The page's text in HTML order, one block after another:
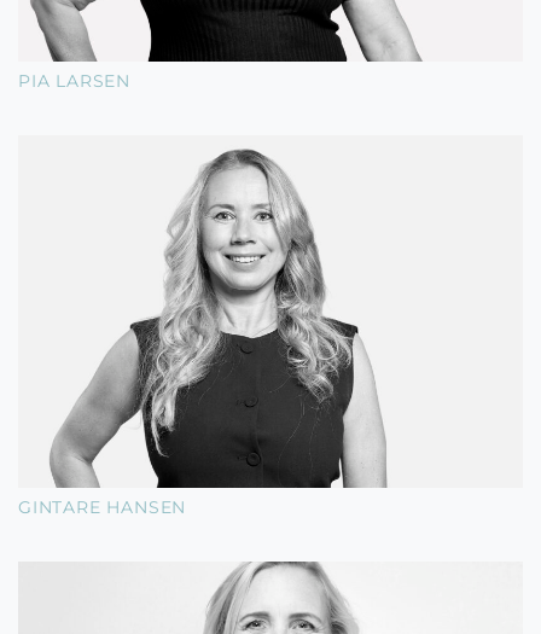
PIA LARSEN
GINTARE HANSEN